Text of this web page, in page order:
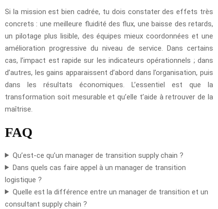
Si la mission est bien cadrée, tu dois constater des effets très
concrets : une meilleure fluidité des flux, une baisse des retards,
un pilotage plus lisible, des équipes mieux coordonnées et une
amélioration progressive du niveau de service. Dans certains
cas, l’impact est rapide sur les indicateurs opérationnels ; dans
d’autres, les gains apparaissent d’abord dans l’organisation, puis
dans les résultats économiques. L’essentiel est que la
transformation soit mesurable et qu’elle t’aide à retrouver de la
maîtrise.
FAQ
Qu’est-ce qu’un manager de transition supply chain ?
Dans quels cas faire appel à un manager de transition
logistique ?
Quelle est la différence entre un manager de transition et un
consultant supply chain ?